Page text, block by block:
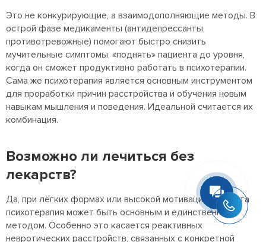
Это не конкурирующие, а взаимодополняющие методы. В
острой фазе медикаменты (антидепрессанты,
противотревожные) помогают быстро снизить
мучительные симптомы, «поднять» пациента до уровня,
когда он сможет продуктивно работать в психотерапии.
Сама же психотерапия является основным инструментом
для проработки причин расстройства и обучения новым
навыкам мышления и поведения. Идеальной считается их
комбинация.
Возможно ли лечиться без
лекарств?
Да, при лёгких формах или высокой мотивации пациента
психотерапия может быть основным и единственным
методом. Особенно это касается реактивных
невротических расстройств, связанных с конкретной